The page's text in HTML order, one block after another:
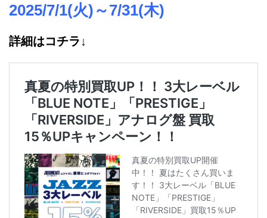
2025/7/1(火)～7/31(木)
詳細はコチラ↓